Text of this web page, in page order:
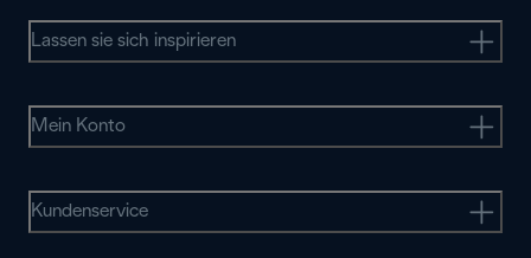
Lassen sie sich inspirieren
Mein Konto
Kundenservice